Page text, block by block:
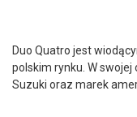
Duo Quatro jest
polskim rynku. W swojej
Suzuki oraz marek